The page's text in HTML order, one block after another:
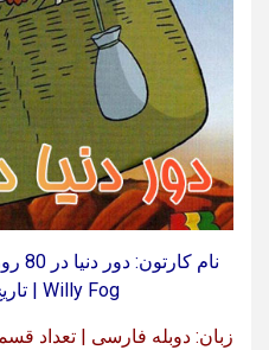
Willy Fog | تاریخ انتشار: 1981